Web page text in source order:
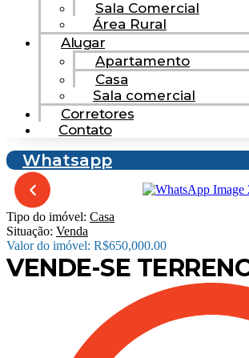
Sala Comercial
Área Rural
Alugar
Apartamento
Casa
Sala comercial
Corretores
Contato
Whatsapp
Tipo do imóvel: Casa
Situação: Venda
Valor do imóvel: R$650,000.00
VENDE-SE